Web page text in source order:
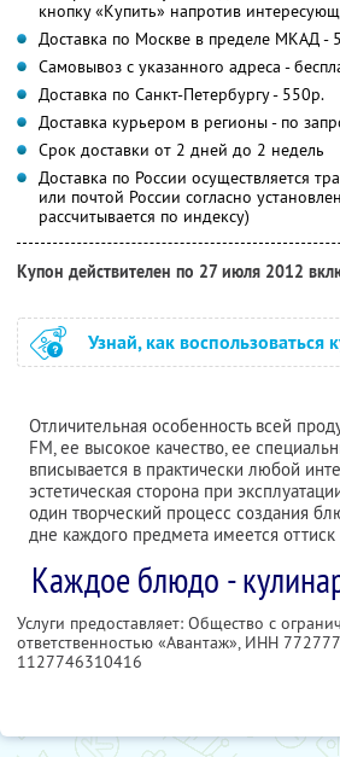
кнопку «Купить» напротив
Доставка по Москве в пределе МКАД -
Самовывоз с указанного адреса -
Доставка по Санкт-Петербургу - 550р.
Доставка курьером в регионы - по
Срок доставки от 2 дней до 2 недель
Доставка по России осуществляется
или почтой России согласно
рассчитывается по индексу)
Купон действителен по 27 июля 2012
Узнай, как воспользоваться
Отличительная особенность всей
FM, ее высокое качество, ее
вписывается в практически любой
эстетическая сторона при
один творческий процесс создания
дне каждого предмета имеется оттиск
Каждое блюдо -
Услуги предоставляет: Общество с
ответственностью «Авантаж», ИНН
1127746310416